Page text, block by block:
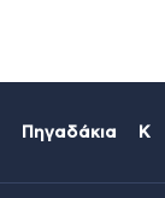
Πηγαδάκια